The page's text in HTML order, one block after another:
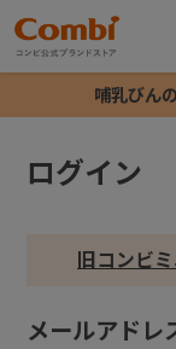
哺乳びん
ログイン
旧コンビ
メールアドレ